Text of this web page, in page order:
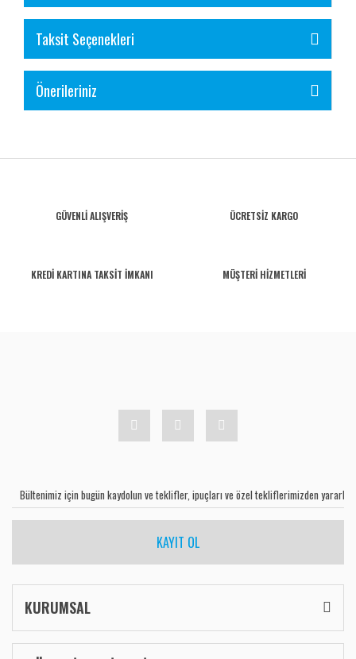
Taksit Seçenekleri
Önerileriniz
GÜVENLİ ALIŞVERİŞ ÜCRETSİZ KARGO
KREDİ KARTINA TAKSİT İMKANI MÜŞTERİ HİZMETLERİ
KAYIT OL
KURUMSAL